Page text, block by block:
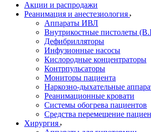
Акции и распродажи
Реанимация и анестезиология
Аппараты ИВЛ
Внутрикостные пистолеты
Дефибрилляторы
Инфузионные насосы
Кислородные концентраторы
Контрпульсаторы
Мониторы пациента
Наркозно-дыхательные
Реанимационные кровати
Системы обогрева пациентов
Средства перемещение
Хирургия